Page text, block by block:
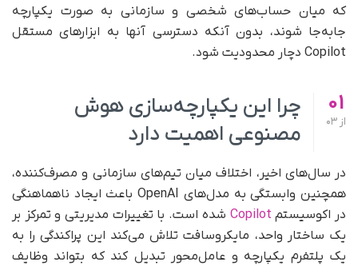
که میان حساب‌های شخصی و سازمانی به‌ صورت یکپارچه
جابه‌جا شوند، بدون آنکه دسترسی آنها به ابزارهای مستقل
Copilot دچار محدودیت شود.
01
از
چرا این یکپارچه‌سازی هوش
مصنوعی اهمیت دارد
در سال‌های اخیر، اختلاف میان تیم‌های سازمانی و مصرف‌کننده،
همچنین وابستگی به مدل‌های OpenAI باعث ایجاد ناهماهنگی
در اکوسیستم Copilot شده است. با تغییرات مدیریتی و تمرکز بر
یک ساختار واحد، مایکروسافت تلاش می‌کند این پراکندگی را به
یک پلتفرم یکپارچه و عامل‌محور تبدیل کند که بتواند وظایف